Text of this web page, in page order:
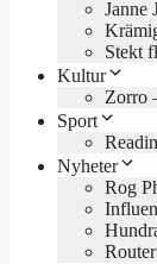
Janne
Stekt
Kultur
Zorro
Sport
Nyheter
Rog